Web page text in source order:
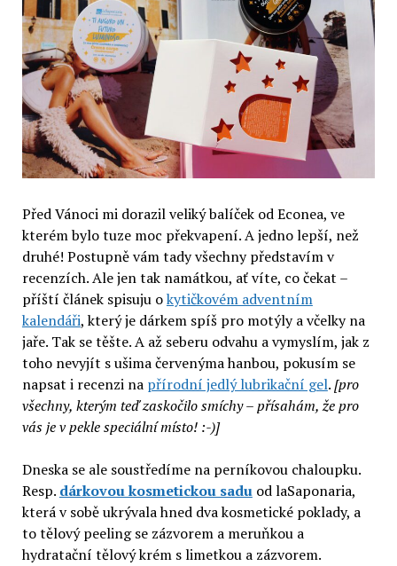
Před Vánoci mi dorazil veliký balíček od Econea, ve
kterém bylo tuze moc překvapení. A jedno lepší, než
druhé! Postupně vám tady všechny představím v
recenzích. Ale jen tak namátkou, ať víte, co čekat –
příští článek spisuju okytičkovém adventním
kalendáři, který je dárkem spíš pro motýly a včelky na
jaře. Tak se těšte. A až seberu odvahu a vymyslím, jak z
toho nevyjít s ušima červenýma hanbou, pokusím se
napsat i recenzi na přírodní jedlý lubrikační gel.[pro
všechny, kterým teď zaskočilo smíchy – přísahám, že pro
vás je v pekle speciální místo! :-)]
Dneska se ale soustředíme na perníkovou chaloupku.
Resp. dárkovou kosmetickou saduod laSaponaria,
která v sobě ukrývala hned dva kosmetické poklady, a
to tělový peeling se zázvorem a meruňkou a
hydratační tělový krém s limetkou a zázvorem.